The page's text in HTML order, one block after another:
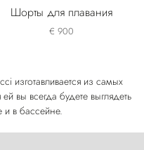
Шорты для плавания
€ 900
изготавливается из самых
вы всегда будете выглядеть
и в бассейне.